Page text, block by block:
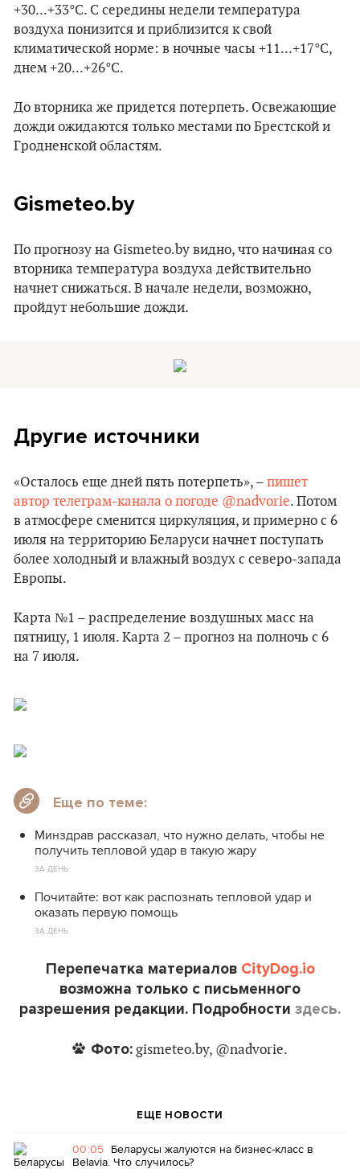
+30...+33°С. С середины недели температура
воздуха понизится и приблизится к свой
климатической норме: в ночные часы +11...+17°С,
днем +20...+26°С.
До вторника же придется потерпеть. Освежающие
дожди ожидаются только местами по Брестской и
Гродненской областям.
Gismeteo.by
По прогнозу на Gismeteo.by видно, что начиная со
вторника температура воздуха действительно
начнет снижаться. В начале недели, возможно,
пройдут небольшие дожди.
Другие источники
«Осталось еще дней пять потерпеть», – пишет
автор телеграм-канала о погоде @nadvorie. Потом
в атмосфере сменится циркуляция, и примерно с 6
июля на территорию Беларуси начнет поступать
более холодный и влажный воздух с северо-запада
Европы.
Карта №1 – распределение воздушных масс на
пятницу, 1 июля. Карта 2 – прогноз на полночь с 6
на 7 июля.
Еще по теме:
Минздрав рассказал, что нужно делать, чтобы не
получить тепловой удар в такую жару
ЗА ДЕНЬ
Почитайте: вот как распознать тепловой удар и
оказать первую помощь
ЗА ДЕНЬ
Перепечатка материалов CityDog.io
возможна только с письменного
разрешения редакции. Подробности здесь.
Фото: gismeteo.by, @nadvorie.
ЕЩЕ НОВОСТИ
00:05 Беларусы жалуются на бизнес-класс в
Belavia. Что случилось?